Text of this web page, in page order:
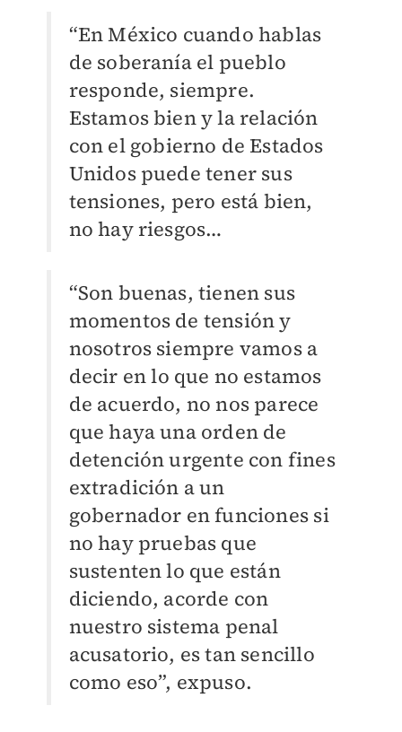
“En México cuando hablas
de soberanía el pueblo
responde, siempre.
Estamos bien y la relación
con el gobierno de Estados
Unidos puede tener sus
tensiones, pero está bien,
no hay riesgos…
“Son buenas, tienen sus
momentos de tensión y
nosotros siempre vamos a
decir en lo que no estamos
de acuerdo, no nos parece
que haya una orden de
detención urgente con fines
extradición a un
gobernador en funciones si
no hay pruebas que
sustenten lo que están
diciendo, acorde con
nuestro sistema penal
acusatorio, es tan sencillo
como eso”, expuso.